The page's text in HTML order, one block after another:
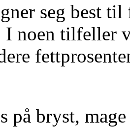
seg best
I noen tilfeller
på bryst,